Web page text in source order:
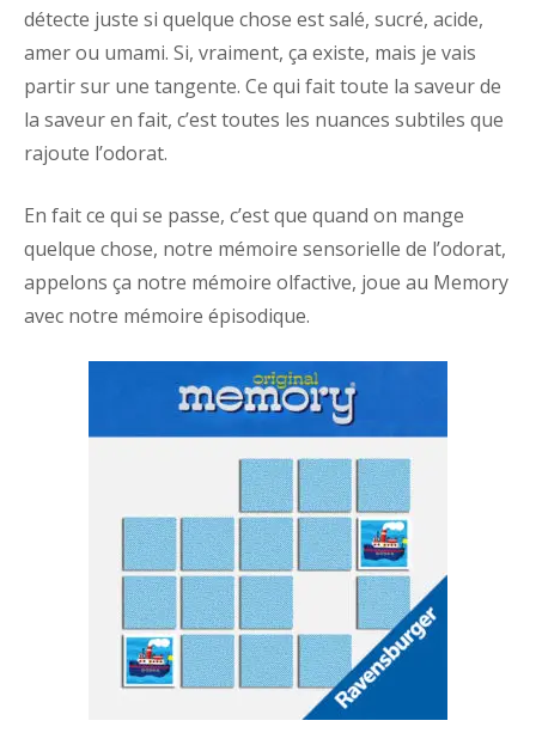
détecte juste si quelque chose est salé, sucré, acide,
amer ou umami. Si, vraiment, ça existe, mais je vais
partir sur une tangente. Ce qui fait toute la saveur de
la saveur en fait, c’est toutes les nuances subtiles que
rajoute l’odorat.
En fait ce qui se passe, c’est que quand on mange
quelque chose, notre mémoire sensorielle de l’odorat,
appelons ça notre mémoire olfactive, joue au Memory
avec notre mémoire épisodique.